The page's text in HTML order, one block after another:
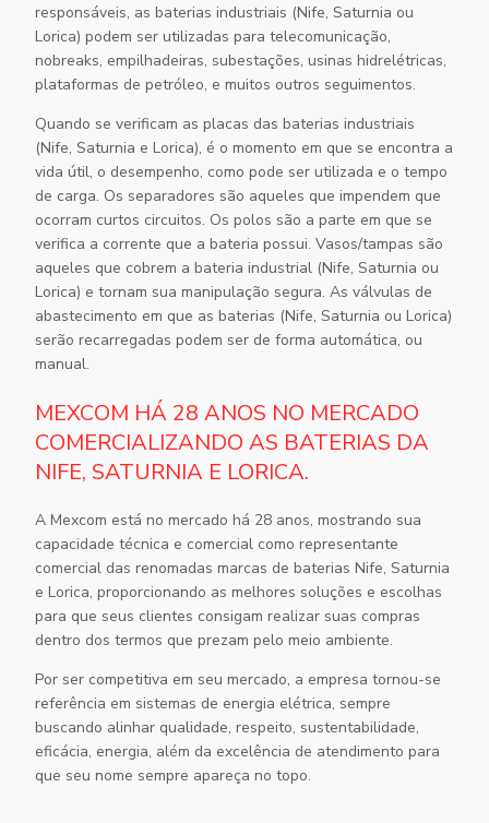
responsáveis, asbaterias industriais (Nife, Saturnia ou
Lorica) podem ser utilizadas para telecomunicação,
nobreaks, empilhadeiras, subestações, usinas hidrelétricas,
plataformas de petróleo, e muitos outros seguimentos.
Quando se verificam as placas dasbaterias industriais
(Nife, Saturnia e Lorica), é o momento em que se encontra a
vida útil, o desempenho, como pode ser utilizada e o tempo
de carga. Os separadores são aqueles que impendem que
ocorram curtos circuitos. Os polos são a parte em que se
verifica a corrente que a bateria possui. Vasos/tampas são
aqueles que cobrem a bateria industrial (Nife, Saturnia ou
Lorica) e tornam sua manipulação segura. As válvulas de
abastecimento em que as baterias (Nife, Saturnia ou Lorica)
serão recarregadas podem ser de forma automática, ou
manual.
MEXCOM HÁ 28 ANOS NO MERCADO
COMERCIALIZANDO AS BATERIAS DA
NIFE, SATURNIA E LORICA.
A Mexcom está no mercado há 28 anos, mostrando sua
capacidade técnica e comercial como representante
comercial das renomadas marcas de baterias Nife, Saturnia
e Lorica, proporcionando as melhores soluções e escolhas
para que seus clientes consigam realizar suas compras
dentro dos termos que prezam pelo meio ambiente.
Por ser competitiva em seu mercado, a empresa tornou-se
referência em sistemas de energia elétrica, sempre
buscando alinhar qualidade, respeito, sustentabilidade,
eficácia, energia, além da excelência de atendimento para
que seu nome sempre apareça no topo.